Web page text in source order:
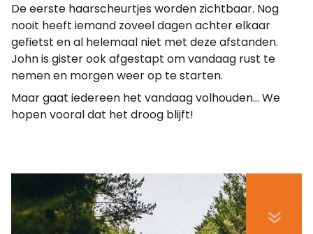
De eerste haarscheurtjes worden zichtbaar. Nog
nooit heeft iemand zoveel dagen achter elkaar
gefietst en al helemaal niet met deze afstanden.
John is gister ook afgestapt om vandaag rust te
nemen en morgen weer op te starten.
Maar gaat iedereen het vandaag volhouden... We
hopen vooral dat het droog blijft!